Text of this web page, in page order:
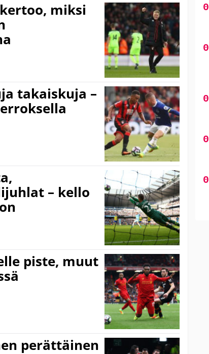
miksi
takaiskuja –
– kello
piste, muut
perättäinen